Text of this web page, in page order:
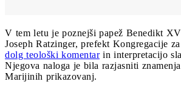
V tem letu je poznejši papež Benedikt
Joseph Ratzinger, prefekt Kongregacije
dolg teološki komentarin interpretacijo
Njegova naloga je bila razjasniti
Marijinih prikazovanj.